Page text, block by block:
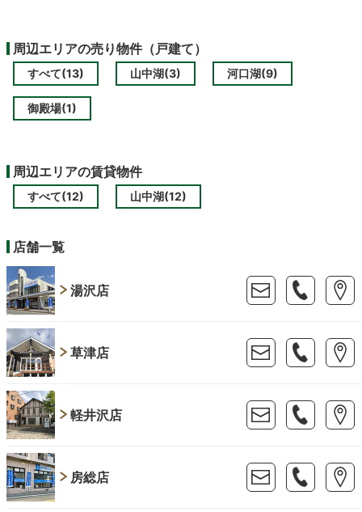
周辺エリアの売り物件（戸建て）
すべて(13) 山中湖(3) 河口湖(9)
御殿場(1)
周辺エリアの賃貸物件
すべて(12) 山中湖(12)
店舗一覧
湯沢店
草津店
軽井沢店
房総店